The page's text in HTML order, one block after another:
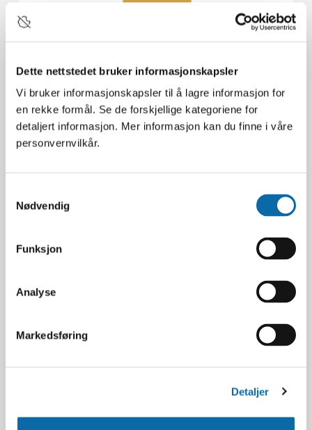
Dette nettstedet bruker informasjonskapsler
Vi bruker informasjonskapsler til å lagre informasjon for
en rekke formål. Se de forskjellige kategoriene for
detaljert informasjon. Mer informasjon kan du finne i våre
personvernvilkår.
Nødvendig
Funksjon
Analyse
Markedsføring
Detaljer
Instruksjonsbøker
Få instruksjonsbøker og hjelp til
Gigant-hengeren din
INSTRUKSJONSBØKER